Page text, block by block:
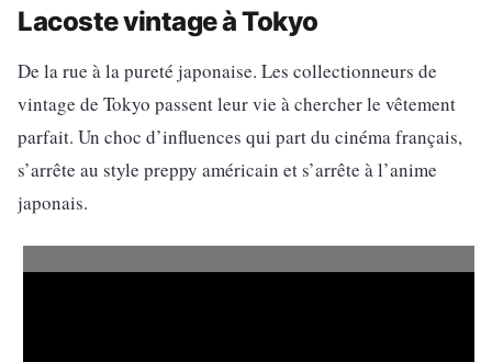
Lacoste vintage à Tokyo
De la rue à la pureté japonaise. Les collectionneurs de
vintage de Tokyo passent leur vie à chercher le vêtement
parfait. Un choc d’influences qui part du cinéma français,
s’arrête au style preppy américain et s’arrête à l’anime
japonais.